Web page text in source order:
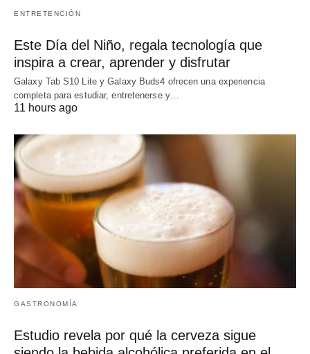
ENTRETENCIÓN
Este Día del Niño, regala tecnología que
inspira a crear, aprender y disfrutar
Galaxy Tab S10 Lite y Galaxy Buds4 ofrecen una experiencia
completa para estudiar, entretenerse y…
11 hours ago
GASTRONOMÍA
Estudio revela por qué la cerveza sigue